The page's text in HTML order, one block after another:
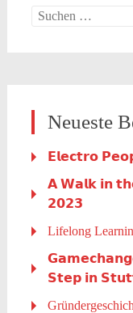
Suche
Neueste
𝗘𝗹𝗲𝗰𝘁𝗿𝗼
𝗔 𝗪𝗮𝗹𝗸 𝗶𝗻
𝟮𝟬𝟮𝟯
Lifelong
𝗦𝘁𝗲𝗽 𝗶𝗻